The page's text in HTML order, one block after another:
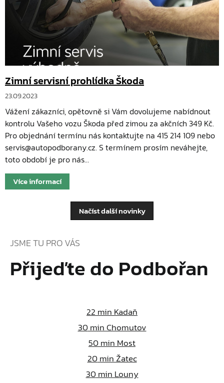
Zimní servisní prohlídka Škoda
23.09.2023
Vážení zákazníci, opětovně si Vám dovolujeme nabídnout
kontrolu Vašeho vozu Škoda před zimou za akčních 349 Kč.
Pro objednání termínu nás kontaktujte na 415 214 109 nebo
servis@autopodborany.cz. S termínem prosím neváhejte,
toto období je pro nás…
Více informací
Načíst další novinky
JSME TU PRO VÁS
Přijeďte do Podbořan
22 min Kadaň
30min Chomutov
50min Most
20min Žatec
30min Louny